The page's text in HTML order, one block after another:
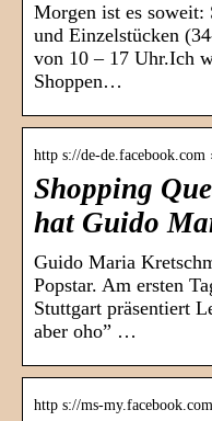
Morgen ist es soweit:
und Einzelstücken
von 10 – 17 Uhr.Ich
Shoppen…
http s://de-de.facebook.com
Shopping
hat Guido
Guido Maria
Popstar. Am ersten
Stuttgart präsentiert
aber oho” …
http s://ms-